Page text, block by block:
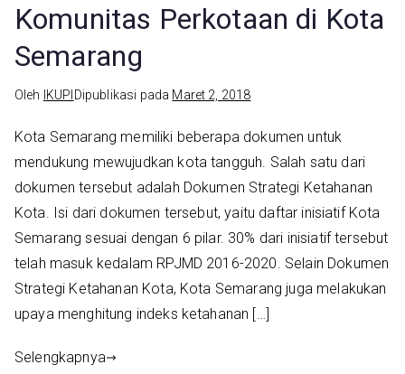
Komunitas Perkotaan di Kota
Semarang
Oleh IKUPI Dipublikasi pada Maret 2, 2018
Kota Semarang memiliki beberapa dokumen untuk
mendukung mewujudkan kota tangguh. Salah satu dari
dokumen tersebut adalah Dokumen Strategi Ketahanan
Kota. Isi dari dokumen tersebut, yaitu daftar inisiatif Kota
Semarang sesuai dengan 6 pilar. 30% dari inisiatif tersebut
telah masuk kedalam RPJMD 2016-2020. Selain Dokumen
Strategi Ketahanan Kota, Kota Semarang juga melakukan
upaya menghitung indeks ketahanan […]
Selengkapnya